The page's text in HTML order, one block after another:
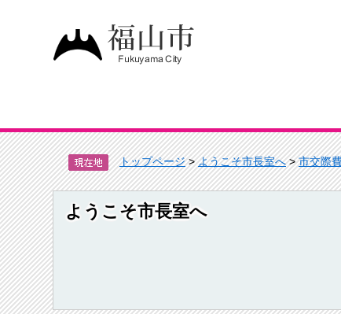
トップページ>ようこそ市長室へ>市交際
ようこそ市長室へ